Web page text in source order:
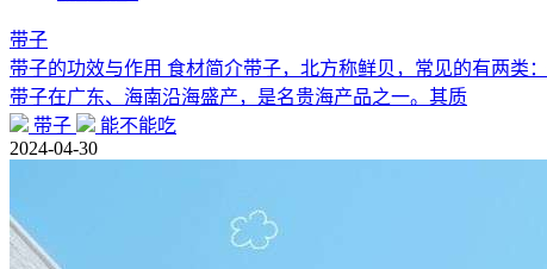
带子
带子的功效与作用 食材简介带子，北方称鲜贝，常见的有两类
带子在广东、海南沿海盛产，是名贵海产品之一。其质
带子
能不能吃
2024-04-30